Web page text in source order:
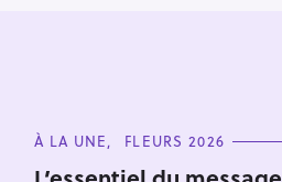
C
T
À LA UNE FLEURS 2026
c